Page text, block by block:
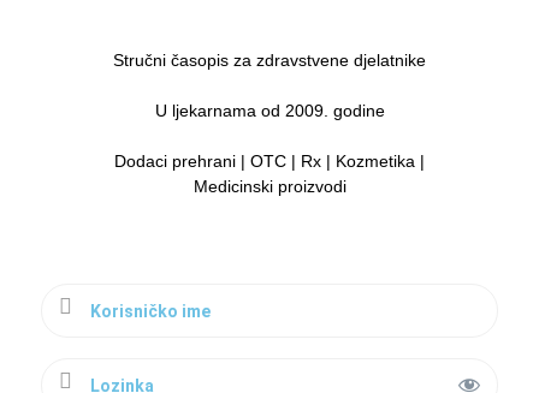
Stručni časopis za zdravstvene djelatnike
U ljekarnama od 2009. godine
Dodaci prehrani | OTC | Rx | Kozmetika |
Medicinski proizvodi